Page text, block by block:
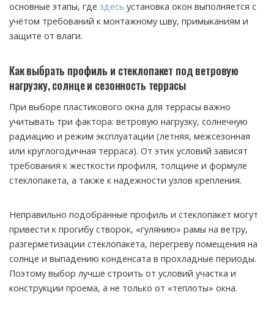
основные этапы, где здесь установка окон выполняется с
учётом требований к монтажному шву, примыканиям и
защите от влаги.
Как выбрать профиль и стеклопакет под ветровую
нагрузку, солнце и сезонность террасы
При выборе пластикового окна для террасы важно
учитывать три фактора: ветровую нагрузку, солнечную
радиацию и режим эксплуатации (летняя, межсезонная
или круглогодичная терраса). От этих условий зависят
требования к жесткости профиля, толщине и формуле
стеклопакета, а также к надежности узлов крепления.
Неправильно подобранные профиль и стеклопакет могут
привести к прогибу створок, «гулянию» рамы на ветру,
разгерметизации стеклопакета, перегреву помещения на
солнце и выпадению конденсата в прохладные периоды.
Поэтому выбор лучше строить от условий участка и
конструкции проема, а не только от «теплоты» окна.